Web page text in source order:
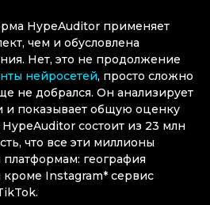
HypeAuditor применяет
чем и обусловлена
Нет, это не продолжение
нейросетей, просто сложно
не добрался. Он анализирует
и показывает общую оценку
состоит из 23 млн
что все эти миллионы
география
Instagram* сервис